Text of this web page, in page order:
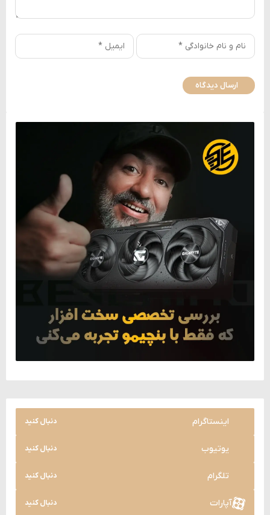
اینستاگرام دنبال کنید
یوتیوب دنبال کنید
تلگرام دنبال کنید
آپارات دنبال کنید